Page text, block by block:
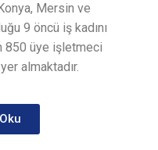
Mersin ve
9 öncü iş kadını
850 üye işletmeci
almaktadır.